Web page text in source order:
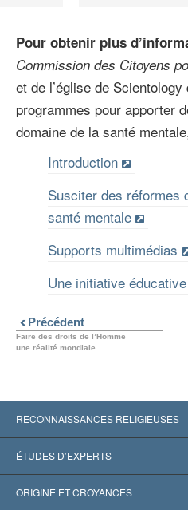
Pour obtenir plus
Commission des Citoyens
et de l’église de
programmes pour apporter
domaine de la santé
Introduction
Susciter des réformes
santé mentale
Supports multimédias
Une initiative éducative
Précédent
Faire des droits de l’Homme
une réalité mondiale
RECONNAISSANCES RELIGIEUSES
États-Unis
Reconnaissances internationales
ÉTUDES D’EXPERTS
Expertises par catégorie
ORIGINE ET CROYANCES